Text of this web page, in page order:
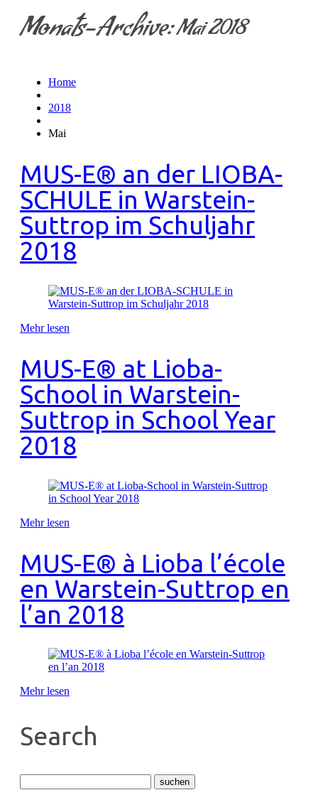
Monats-Archive:Mai 2018
Home
2018
Mai
MUS-E® an der LIOBA-
SCHULE in Warstein-
Suttrop im Schuljahr
2018
Mehr lesen
MUS-E® at Lioba-
School in Warstein-
Suttrop in School Year
2018
Mehr lesen
MUS-E® à Lioba l’école
en Warstein-Suttrop en
l’an 2018
Mehr lesen
Search